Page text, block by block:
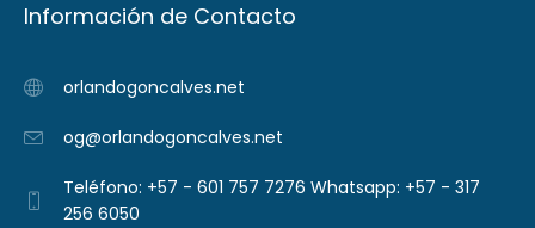
Información de Contacto
orlandogoncalves.net
og@orlandogoncalves.net
Teléfono: +57 - 601 757 7276 Whatsapp: +57 - 317
256 6050